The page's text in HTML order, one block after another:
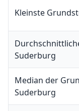
Kleinste
Suderburg
Median der
Suderburg